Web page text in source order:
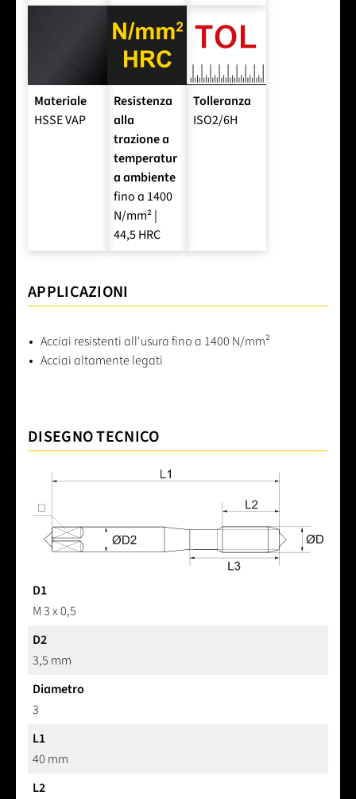
Materiale
HSSE VAP
Resistenza
alla
trazione a
temperatur
a ambiente
fino a 1400
N/mm² |
44,5 HRC
Tolleranza
ISO2/6H
APPLICAZIONI
Acciai resistenti all'usura fino a 1400 N/mm²
Acciai altamente legati
DISEGNO TECNICO
D1
M 3 x 0,5
D2
3,5 mm
Diametro
3
L1
40 mm
L2